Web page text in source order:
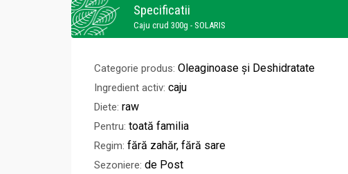
Specificatii
Caju crud 300g - SOLARIS
Categorie produs: Oleaginoase și Deshidratate
Ingredient activ: caju
Diete: raw
Pentru: toată familia
Regim: fără zahăr, fără sare
Sezoniere: de Post